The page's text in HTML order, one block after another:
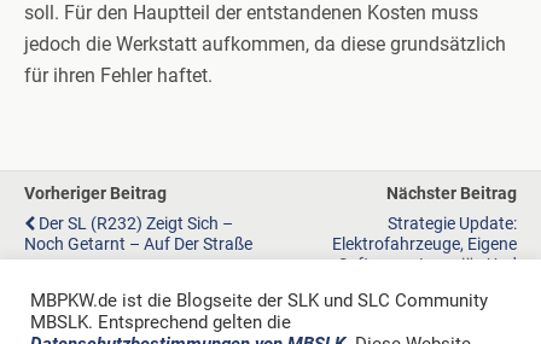
soll. Für den Hauptteil der entstandenen Kosten muss
jedoch die Werkstatt aufkommen, da diese grundsätzlich
für ihren Fehler haftet.
Vorheriger Beitrag
Der SL (R232) Zeigt Sich –
Noch Getarnt – Auf Der Straße
Nächster Beitrag
Strategie Update:
Elektrofahrzeuge, Eigene
Software - Luxeriös Und
MBPKW.de ist die Blogseite der SLK und SLC Community
MBSLK. Entsprechend gelten die